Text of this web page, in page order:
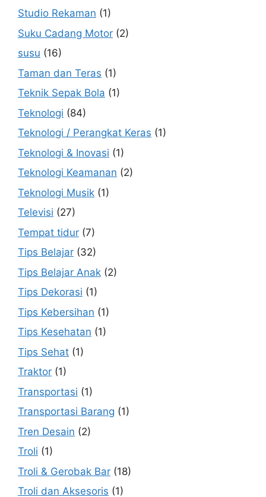
Studio Rekaman (1)
Suku Cadang Motor (2)
susu (16)
Taman dan Teras (1)
Teknik Sepak Bola (1)
Teknologi (84)
Teknologi / Perangkat Keras (1)
Teknologi & Inovasi (1)
Teknologi Keamanan (2)
Teknologi Musik (1)
Televisi (27)
Tempat tidur (7)
Tips Belajar (32)
Tips Belajar Anak (2)
Tips Dekorasi (1)
Tips Kebersihan (1)
Tips Kesehatan (1)
Tips Sehat (1)
Traktor (1)
Transportasi (1)
Transportasi Barang (1)
Tren Desain (2)
Troli (1)
Troli & Gerobak Bar (18)
Troli dan Aksesoris (1)